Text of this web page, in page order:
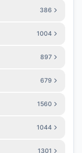
386
1004
897
679
1560
1044
1301